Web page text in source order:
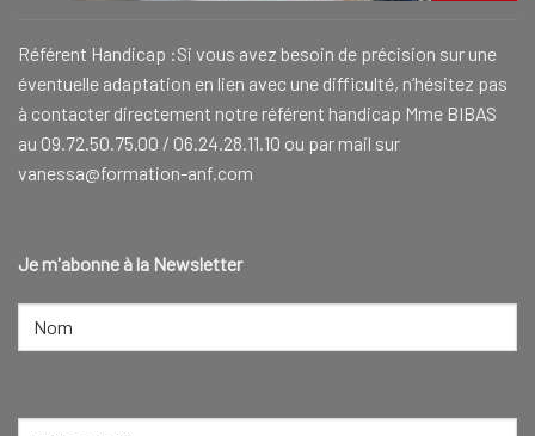
Référent Handicap :Si vous avez besoin de précision sur une
éventuelle adaptation en lien avec une difficulté, n’hésitez pas
à contacter directement notre référent handicap Mme BIBAS
au 09.72.50.75.00 / 06.24.28.11.10 ou par mail sur
vanessa@formation-anf.com
Je m'abonne à la Newsletter
NOM